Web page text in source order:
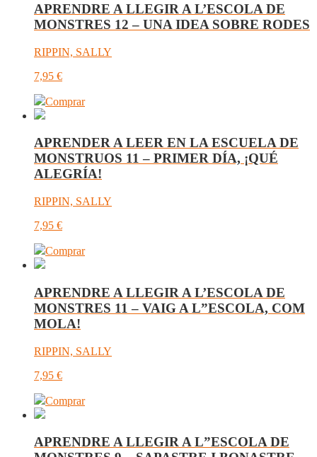
APRENDRE A LLEGIR A L’ESCOLA DE
MONSTRES 12 – UNA IDEA SOBRE RODES
RIPPIN, SALLY
7,95 €
Comprar
APRENDER A LEER EN LA ESCUELA DE
MONSTRUOS 11 – PRIMER DÍA, ¡QUÉ
ALEGRÍA!
RIPPIN, SALLY
7,95 €
Comprar
APRENDRE A LLEGIR A L’ESCOLA DE
MONSTRES 11 – VAIG A L”ESCOLA, COM
MOLA!
RIPPIN, SALLY
7,95 €
Comprar
APRENDRE A LLEGIR A L”ESCOLA DE